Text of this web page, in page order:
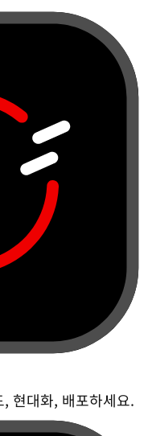
현대화, 배포하세요.